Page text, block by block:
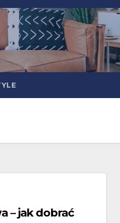
– jak dobrać